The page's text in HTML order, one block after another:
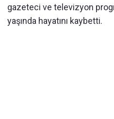
gazeteci ve televizyon
yaşında hayatını kaybetti.